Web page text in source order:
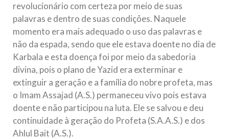
revolucionário com certeza por meio de suas
palavras e dentro de suas condições. Naquele
momento era mais adequado o uso das palavras e
não da espada, sendo que ele estava doente no dia de
Karbala e esta doença foi por meio da sabedoria
divina, pois o plano de Yazid era exterminar e
extinguir a geração e a família do nobre profeta, mas
o Imam Assajad (A.S.) permaneceu vivo pois estava
doente e não participou na luta. Ele se salvou e deu
continuidade à geração do Profeta (S.A.A.S.) e dos
Ahlul Bait (A.S.).